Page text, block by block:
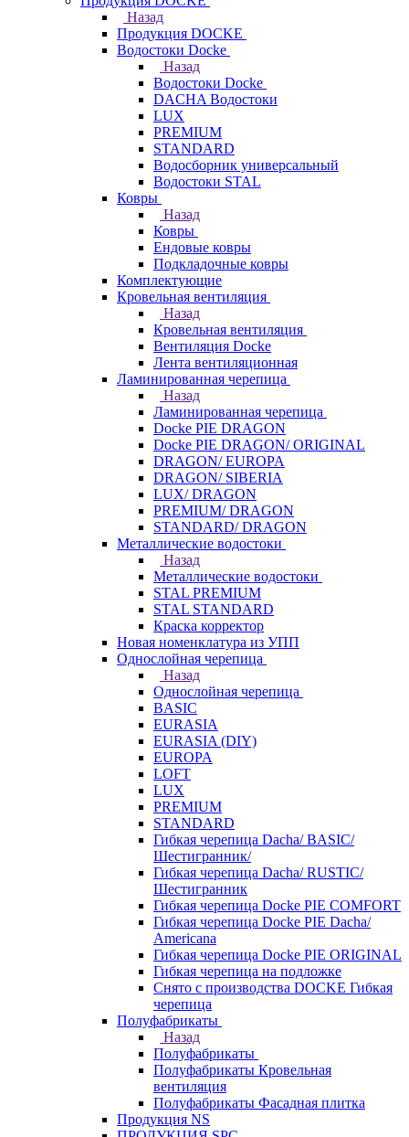
Назад
Продукция DOCKE
Водостоки Docke
Назад
Водостоки Docke
DACHA Водостоки
LUX
PREMIUM
STANDARD
Водосборник универсальный
Водостоки STAL
Ковры
Назад
Ковры
Ендовые ковры
Подкладочные ковры
Комплектующие
Кровельная вентиляция
Назад
Кровельная вентиляция
Вентиляция Docke
Лента вентиляционная
Ламинированная черепица
Назад
Ламинированная черепица
Docke PIE DRAGON
Docke PIE DRAGON/ ORIGINAL
DRAGON/ EUROPA
DRAGON/ SIBERIA
LUX/ DRAGON
PREMIUM/ DRAGON
STANDARD/ DRAGON
Металлические водостоки
Назад
Металлические водостоки
STAL PREMIUM
STAL STANDARD
Краска корректор
Новая номенклатура из УПП
Однослойная черепица
Назад
Однослойная черепица
BASIC
EURASIA
EURASIA (DIY)
EUROPA
LOFT
LUX
PREMIUM
STANDARD
Гибкая черепица Dacha/ BASIC/
Шестигранник/
Гибкая черепица Dacha/ RUSTIC/
Шестигранник
Гибкая черепица Docke PIE COMFORT
Гибкая черепица Docke PIE Dacha/
Americana
Гибкая черепица Docke PIE ОRIGINАL
Гибкая черепица на подложке
Снято с производства DOCKE Гибкая
черепица
Полуфабрикаты
Назад
Полуфабрикаты
Полуфабрикаты Кровельная
вентиляция
Полуфабрикаты Фасадная плитка
Продукция NS